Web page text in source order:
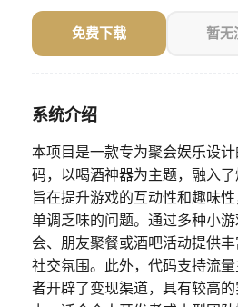
免费下载 暂无
系统介绍
本项目是一款专为聚会娱乐设
码，以喝酒神器为主题，融入了
旨在提升游戏的互动性和趣味
单调乏味的问题。通过多种小
会、朋友聚餐或酒吧活动提供
社交氛围。此外，代码支持流
者开辟了变现渠道，具有较高